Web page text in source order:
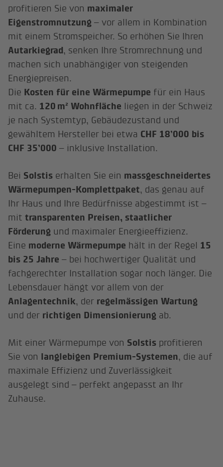
profitieren Sie von maximaler
Eigenstromnutzung – vor allem in Kombination
mit einem Stromspeicher. So erhöhen Sie Ihren
Autarkiegrad, senken Ihre Stromrechnung und
machen sich unabhängiger von steigenden
Energiepreisen.
Die Kosten für eine Wärmepumpe für ein Haus
mit ca. 120 m² Wohnfläche liegen in der Schweiz
je nach Systemtyp, Gebäudezustand und
gewähltem Hersteller bei etwa CHF 18’000 bis
CHF 35’000 – inklusive Installation.
Bei Solstis erhalten Sie ein massgeschneidertes
Wärmepumpen-Komplettpaket, das genau auf
Ihr Haus und Ihre Bedürfnisse abgestimmt ist –
mittransparenten Preisen, staatlicher
Förderung und maximaler Energieeffizienz.
Eine moderne Wärmepumpe hält in der Regel 15
bis 25 Jahre – bei hochwertiger Qualität und
fachgerechter Installation sogar noch länger. Die
Lebensdauer hängt vor allem von der
Anlagentechnik, der regelmässigen Wartung
und der richtigen Dimensionierung ab.
Mit einer Wärmepumpe von Solstis profitieren
Sie von langlebigen Premium-Systemen, die auf
maximale Effizienz und Zuverlässigkeit
ausgelegt sind – perfekt angepasst an Ihr
Zuhause.